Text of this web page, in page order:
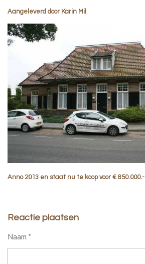
Aangeleverd door Karin Mil
Anno 2013 en staat nu te koop voor € 850.000.-
Reactie plaatsen
Naam *